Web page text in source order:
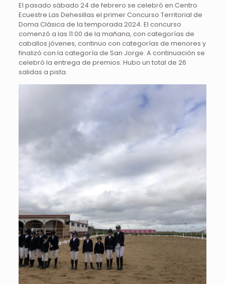
El pasado sábado 24 de febrero se celebró en Centro
Ecuestre Las Dehesillas el primer Concurso Territorial de
Doma Clásica de la temporada 2024. El concurso
comenzó a las 11:00 de la mañana, con categorías de
caballos jóvenes, continuo con categorías de menores y
finalizó con la categoría de San Jorge. A continuación se
celebró la entrega de premios. Hubo un total de 26
salidas a pista.